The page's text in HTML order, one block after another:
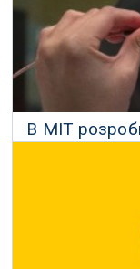
В MIT
зір», яка